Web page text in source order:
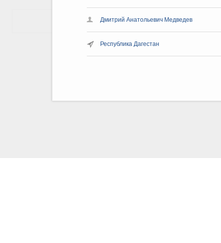
Дмитрий Анатольевич Медведев
Республика Дагестан
Показать еще